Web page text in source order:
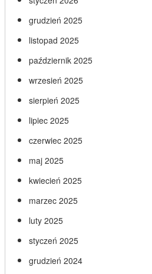
grudzień 2025
listopad 2025
październik 2025
wrzesień 2025
sierpień 2025
lipiec 2025
czerwiec 2025
maj 2025
kwiecień 2025
marzec 2025
luty 2025
styczeń 2025
grudzień 2024